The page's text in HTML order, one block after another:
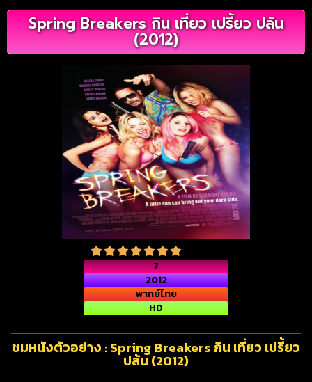
Spring Breakers กิน เที่ยว เปรี้ยว ปล้น
(2012)
7
2012
พากย์ไทย
HD
ชมหนังตัวอย่าง : Spring Breakers กิน เที่ยว เปรี้ยว
ปล้น (2012)